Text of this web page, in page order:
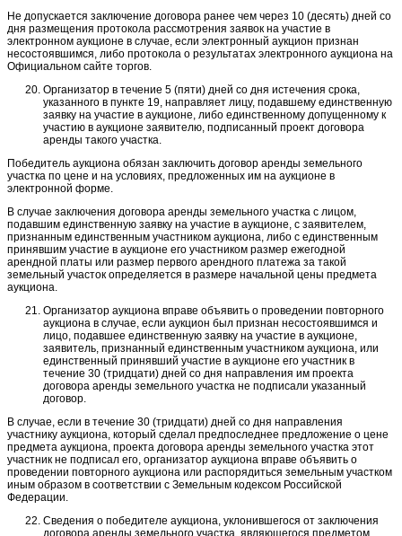
Не допускается заключение договора ранее чем через 10 (десять) дней со
дня размещения протокола рассмотрения заявок на участие в
электронном аукционе в случае, если электронный аукцион признан
несостоявшимся, либо протокола о результатах электронного аукциона на
Официальном сайте торгов.
Организатор в течение 5 (пяти) дней со дня истечения срока,
указанного в пункте 19, направляет лицу, подавшему единственную
заявку на участие в аукционе, либо единственному допущенному к
участию в аукционе заявителю, подписанный проект договора
аренды такого участка.
Победитель аукциона обязан заключить договор аренды земельного
участка по цене и на условиях, предложенных им на аукционе в
электронной форме.
В случае заключения договора аренды земельного участка с лицом,
подавшим единственную заявку на участие в аукционе, с заявителем,
признанным единственным участником аукциона, либо с единственным
принявшим участие в аукционе его участником размер ежегодной
арендной платы или размер первого арендного платежа за такой
земельный участок определяется в размере начальной цены предмета
аукциона.
Организатор аукциона вправе объявить о проведении повторного
аукциона в случае, если аукцион был признан несостоявшимся и
лицо, подавшее единственную заявку на участие в аукционе,
заявитель, признанный единственным участником аукциона, или
единственный принявший участие в аукционе его участник в
течение 30 (тридцати) дней со дня направления им проекта
договора аренды земельного участка не подписали указанный
договор.
В случае, если в течение 30 (тридцати) дней со дня направления
участнику аукциона, который сделал предпоследнее предложение о цене
предмета аукциона, проекта договора аренды земельного участка этот
участник не подписал его, организатор аукциона вправе объявить о
проведении повторного аукциона или распорядиться земельным участком
иным образом в соответствии с Земельным кодексом Российской
Федерации.
Сведения о победителе аукциона, уклонившегося от заключения
договора аренды земельного участка, являющегося предметом